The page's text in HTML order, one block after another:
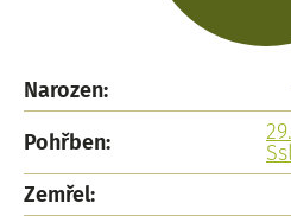
Narozen:
Pohřben:
Zemřel: